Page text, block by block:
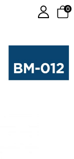
0